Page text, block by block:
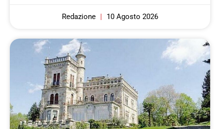
Redazione 10 Agosto 2026